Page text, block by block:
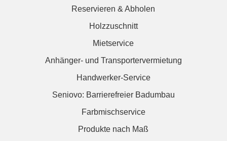
Reservieren & Abholen
Holzzuschnitt
Mietservice
Anhänger- und Transportervermietung
Handwerker-Service
Seniovo: Barrierefreier Badumbau
Farbmischservice
Produkte nach Maß